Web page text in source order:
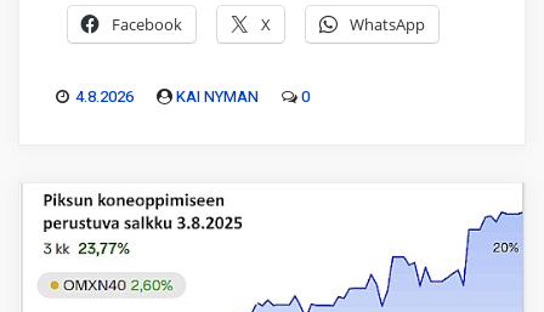
Facebook X WhatsApp
4.8.2026 KAI NYMAN 0